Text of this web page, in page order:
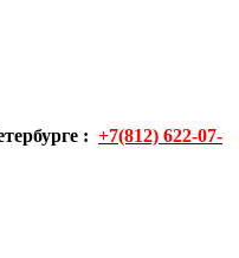
: +7(812) 622-07-